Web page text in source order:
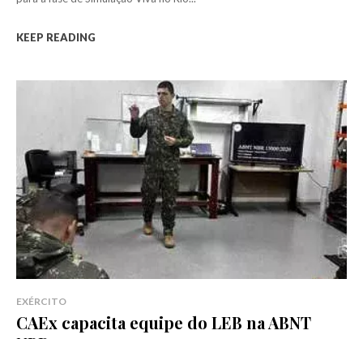
KEEP READING
EXÉRCITO
CAEx capacita equipe do LEB na ABNT